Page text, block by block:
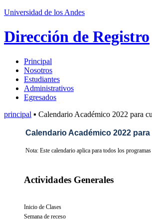
Universidad de los Andes
Dirección de Registro
Principal
Nosotros
Estudiantes
Administrativos
Egresados
principal ▪ Calendario Académico 2022 para
Calendario Académico 2022
Nota: Este calendario aplica para todos los
Actividades Generales
Inicio de Clases
Semana de receso